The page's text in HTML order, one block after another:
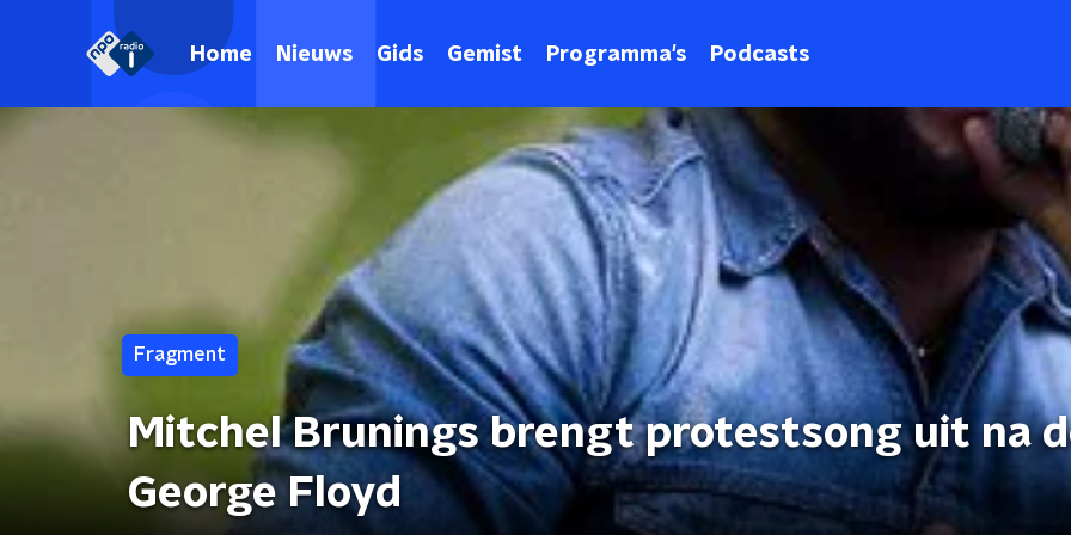
Home Nieuws Gids Gemist Programma's Podcasts
Fragment
Mitchel Brunings brengt protestsong uit na
George Floyd